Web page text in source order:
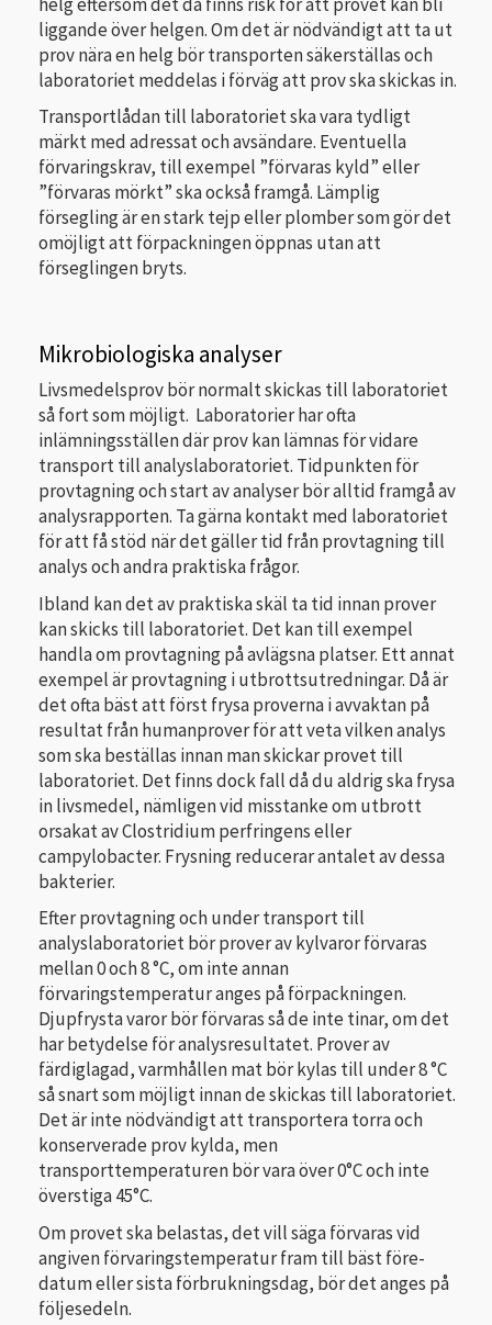
liggande över helgen. Om det är nödvändigt att ta ut
prov nära en helg bör transporten säkerställas och
laboratoriet meddelas i förväg att prov ska skickas in.
Transportlådan till laboratoriet ska vara tydligt
märkt med adressat och avsändare. Eventuella
förvaringskrav, till exempel ”förvaras kyld” eller
”förvaras mörkt” ska också framgå. Lämplig
försegling är en stark tejp eller plomber som gör det
omöjligt att förpackningen öppnas utan att
förseglingen bryts.
Mikrobiologiska analyser
Livsmedelsprov bör normalt skickas till laboratoriet
så fort som möjligt. Laboratorier har ofta
inlämningsställen där prov kan lämnas för vidare
transport till analyslaboratoriet. Tidpunkten för
provtagning och start av analyser bör alltid framgå av
analysrapporten. Ta gärna kontakt med laboratoriet
för att få stöd när det gäller tid från provtagning till
analys och andra praktiska frågor.
Ibland kan det av praktiska skäl ta tid innan prover
kan skicks till laboratoriet. Det kan till exempel
handla om provtagning på avlägsna platser. Ett annat
exempel är provtagning i utbrottsutredningar. Då är
det ofta bäst att först frysa proverna i avvaktan på
resultat från humanprover för att veta vilken analys
som ska beställas innan man skickar provet till
laboratoriet. Det finns dock fall då du aldrig ska frysa
in livsmedel, nämligen vid misstanke om utbrott
orsakat av Clostridium perfringens eller
campylobacter. Frysning reducerar antalet av dessa
bakterier.
Efter provtagning och under transport till
analyslaboratoriet bör prover av kylvaror förvaras
mellan 0 och 8 °C, om inte annan
förvaringstemperatur anges på förpackningen.
Djupfrysta varor bör förvaras så de inte tinar, om det
har betydelse för analysresultatet. Prover av
färdiglagad, varmhållen mat bör kylas till under 8 °C
så snart som möjligt innan de skickas till laboratoriet.
Det är inte nödvändigt att transportera torra och
konserverade prov kylda, men
transporttemperaturen bör vara över 0°C och inte
överstiga 45°C.
Om provet ska belastas, det vill säga förvaras vid
angiven förvaringstemperatur fram till bäst före-
datum eller sista förbrukningsdag, bör det anges på
följesedeln.